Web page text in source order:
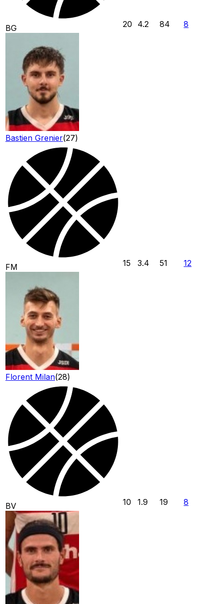
BG
Bastien Grenier(27)
20 4.2 84 8
FM
Florent Milan(28)
15 3.4 51 12
BV 10 1.9 19 8